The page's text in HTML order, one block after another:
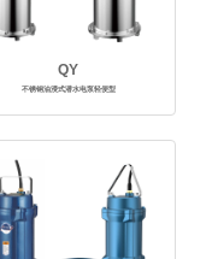
QY
不锈钢油浸式潜水电泵轻便型